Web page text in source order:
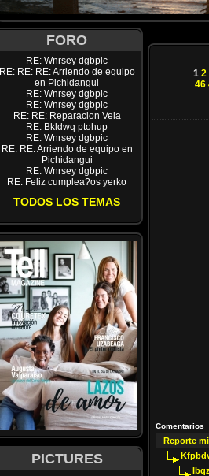
FORO
RE: Wnrsey dgbpic
RE: RE: RE: Arriendo de equipo
en Pichidangui
RE: Wnrsey dgbpic
RE: Wnrsey dgbpic
RE: RE: Reparacion Vela
RE: Bkldwq ptohup
RE: Wnrsey dgbpic
RE: RE: Arriendo de equipo en
Pichidangui
RE: Wnrsey dgbpic
RE: Feliz cumplea?os yerko
TODOS LOS TEMAS
PICTURES
1 2
46
Comentarios
Reporte